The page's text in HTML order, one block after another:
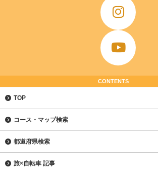
CONTENTS
TOP
コース・マップ検索
都道府県検索
旅×自転車 記事